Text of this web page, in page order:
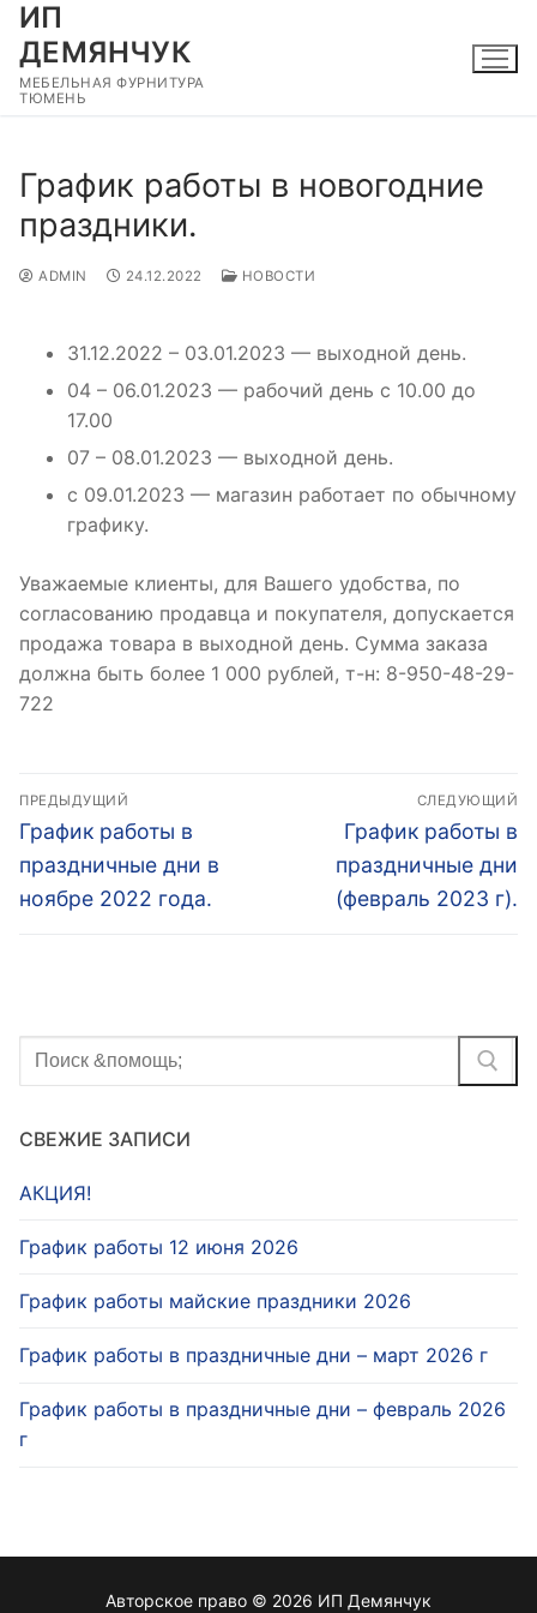
Перейти
содержимому
ИП
ДЕМЯНЧУК
МЕБЕЛЬНАЯ ФУРНИТУРА
ТЮМЕНЬ
График работы в новогодние
праздники.
ADMIN 24.12.2022 НОВОСТИ
31.12.2022 – 03.01.2023 — выходной день.
04 – 06.01.2023 — рабочий день с 10.00 до
17.00
07 – 08.01.2023 — выходной день.
с 09.01.2023 — магазин работает по обычному
графику.
Уважаемые клиенты, для Вашего удобства, по
согласованию продавца и покупателя, допускается
продажа товара в выходной день. Сумма заказа
должна быть более 1 000 рублей, т-н: 8-950-48-29-
722
Навигация
по
записям
ПРЕДЫДУЩИЙ
Предыдущая
запись:
График работы в
праздничные дни в
ноябре 2022 года.
СЛЕДУЮЩИЙ
Следующая
запись:
График работы в
праздничные дни
(февраль 2023 г).
Найти:
СВЕЖИЕ ЗАПИСИ
АКЦИЯ!
График работы 12 июня 2026
График работы майские праздники 2026
График работы в праздничные дни – март 2026 г
График работы в праздничные дни – февраль 2026
г
Авторское право © 2026 ИП Демянчук